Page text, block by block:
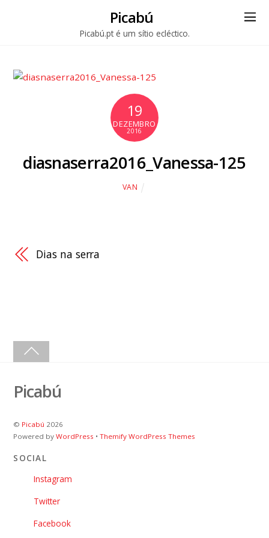
Picabú
Picabú.pt é um sítio ecléctico.
19
DEZEMBRO
2016
diasnaserra2016_Vanessa-125
VAN
Dias na serra
Picabú
© Picabú 2026
Powered byWordPress •Themify WordPress Themes
SOCIAL
Instagram
Twitter
Facebook